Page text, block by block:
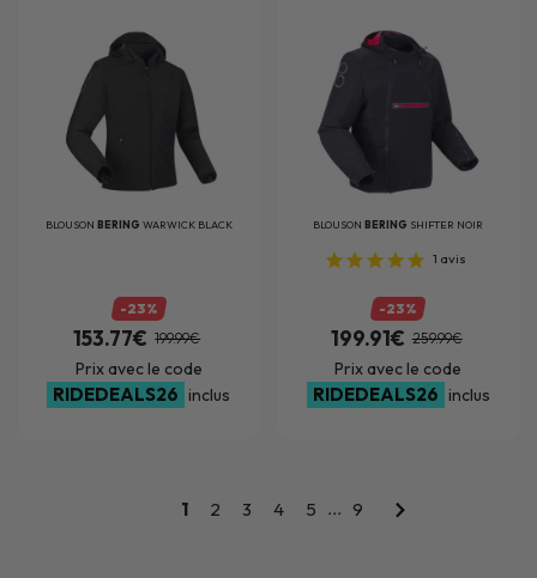
BLOUSON BERING WARWICK BLACK
-23%
153.77€ 199.99€
Prix avec le code
RIDEDEALS26 inclus
BLOUSON BERING SHIFTER NOIR
1 avis
-23%
199.91€ 259.99€
Prix avec le code
RIDEDEALS26 inclus
1 2 3 4 5 ... 9